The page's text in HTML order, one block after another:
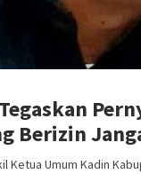
Berizin
Ketua Umum Kadin